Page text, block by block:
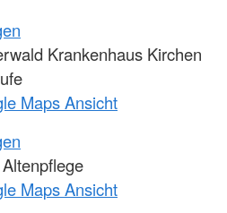
Krankenhaus Kirchen
Maps Ansicht
Maps Ansicht